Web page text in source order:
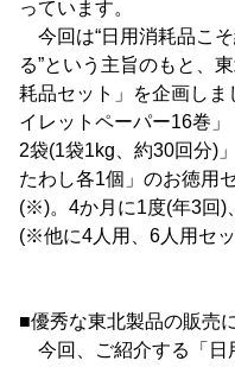
っています。
今回は“日用消耗品こ
る”という主旨のもと、
耗品セット」を企画しま
イレットペーパー16巻
2袋(1袋1kg、約30回分)
たわし各1個」のお徳用
(※)。4か月に1度(年3回)
(※他に4人用、6人用セ
■優秀な東北製品の販売
今回、ご紹介する「日